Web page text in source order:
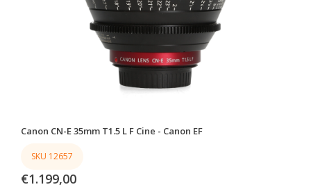
Canon CN-E 35mm T1.5 L F Cine - Canon EF
SKU 12657
€1.199,00